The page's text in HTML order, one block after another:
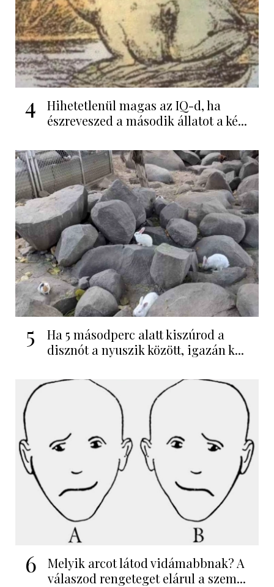
4
Hihetetlenül magas az IQ-d, ha
észreveszed a második állatot a ké...
5
Ha 5 másodperc alatt kiszúrod a
disznót a nyuszik között, igazán k...
6
Melyik arcot látod vidámabbnak? A
válaszod rengeteget elárul a szem...